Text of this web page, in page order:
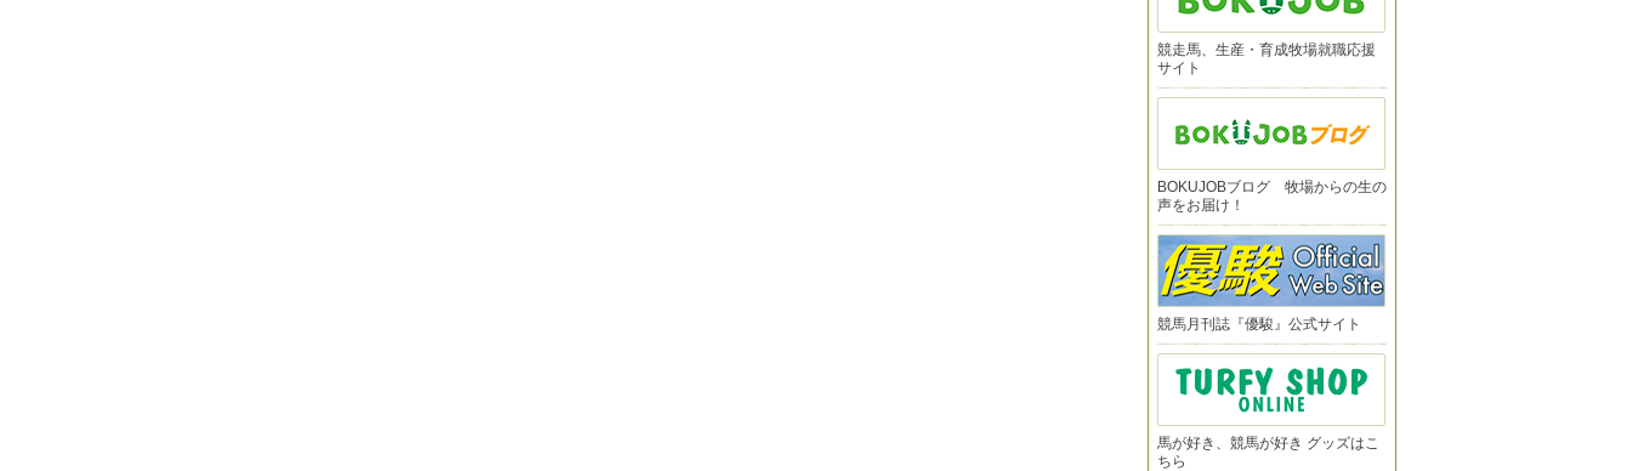
競走馬、生産・育成牧場就職応援
サイト
BOKUJOBブログ 牧場からの生の
声をお届け！
競馬月刊誌『優駿』公式サイト
馬が好き、競馬が好き グッズはこ
ちら